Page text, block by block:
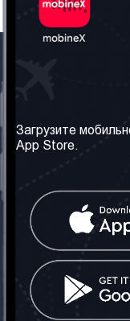
Наши сервисы
Контакт
Грузия: Тбилиси
Телефон:
Загрузите
App Store.